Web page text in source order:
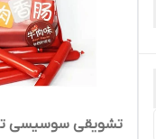
تشویقی سوسیسی